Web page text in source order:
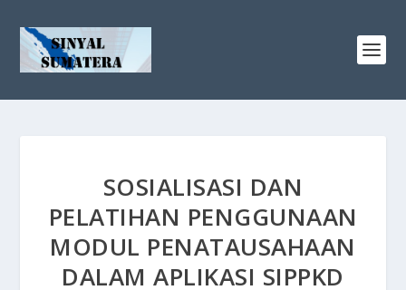
SOSIALISASI DAN
PELATIHAN PENGGUNAAN
MODUL PENATAUSAHAAN
DALAM APLIKASI SIPPKD